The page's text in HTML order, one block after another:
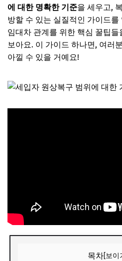
에 대한 명확한 기준을 세우고,
방할 수 있는 실질적인 가이드
임대차 관계를 위한 핵심 꿀팁
보아요. 이 가이드 하나면, 여러
아낄 수 있을 거예요!
목차[보이